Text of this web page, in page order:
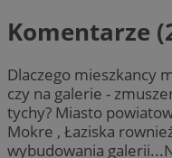
Komentarze
Dlaczego mieszkancy
czy na galerie -
tychy? Miasto
Mokre , Łaziska
wybudowania